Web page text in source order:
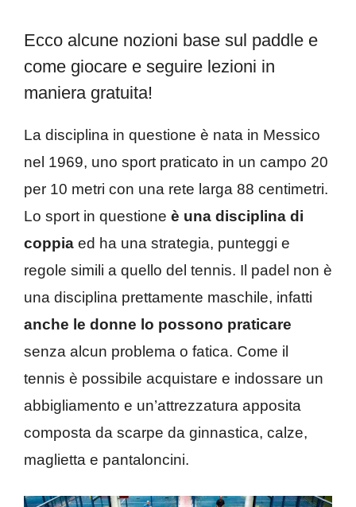
Ecco alcune nozioni base sul paddle e
come giocare e seguire lezioni in
maniera gratuita!
La disciplina in questione è nata in Messico
nel 1969, uno sport praticato in un campo 20
per 10 metri con una rete larga 88 centimetri.
Lo sport in questione è una disciplina di
coppia ed ha una strategia, punteggi e
regole simili a quello del tennis. Il padel non è
una disciplina prettamente maschile, infatti
anche le donne lo possono praticare
senza alcun problema o fatica. Come il
tennis è possibile acquistare e indossare un
abbigliamento e un’attrezzatura apposita
composta da scarpe da ginnastica, calze,
maglietta e pantaloncini.